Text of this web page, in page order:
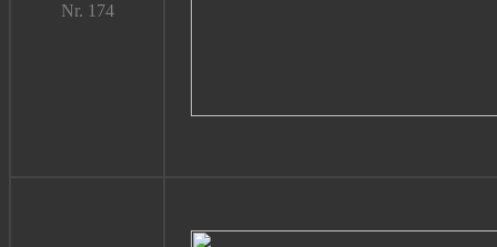
Nr. 174